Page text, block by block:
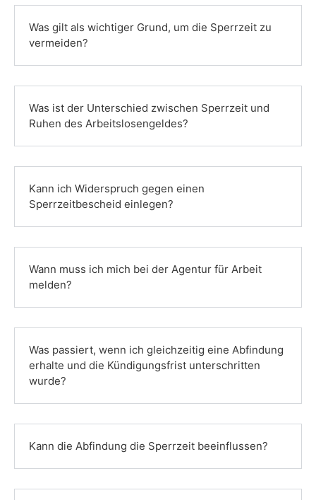
Was gilt als wichtiger Grund, um die Sperrzeit zu
vermeiden?
Was ist der Unterschied zwischen Sperrzeit und
Ruhen des Arbeitslosengeldes?
Kann ich Widerspruch gegen einen
Sperrzeitbescheid einlegen?
Wann muss ich mich bei der Agentur für Arbeit
melden?
Was passiert, wenn ich gleichzeitig eine Abfindung
erhalte und die Kündigungsfrist unterschritten
wurde?
Kann die Abfindung die Sperrzeit beeinflussen?